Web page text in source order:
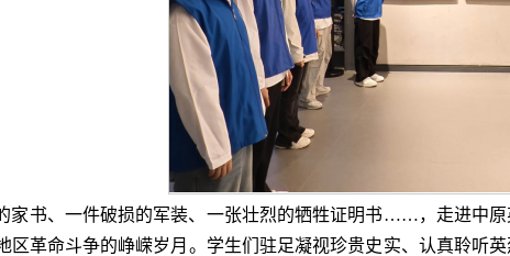
家书、一件破损的军装、一张壮烈的牺牲证明书……，走进中
区革命斗争的峥嵘岁月。学生们驻足凝视珍贵史实、认真聆听